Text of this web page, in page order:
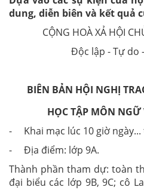
dung, diễn biên và kết quả
CỘNG HOÀ XẢ HỘI
Độc lập - Tự do
BIÊN BẢN HỘI NGHỊ
HỌC TẬP MÔN NGỮ
- Khai mạc lúc 10 giờ ngày...
- Địa điểm: lớp 9A.
Thành phần tham dự: toàn
đại biểu các lớp 9B, 9C; cô